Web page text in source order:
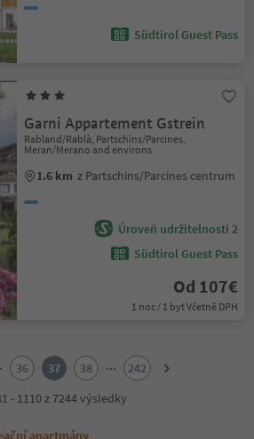
Südtirol Guest Pass
Garni Appartement Gstrein
Rabland/Rablà, Partschins/Parcines,
Meran/Merano and environs
1.6 km z Partschins/Parcines centrum
Úroveň udržitelnosti 2
Südtirol Guest Pass
Od 107€
1 noc / 1 byt Včetně DPH
36 37 38 ...
242
- 1110 z 7244 výsledky
apartmány